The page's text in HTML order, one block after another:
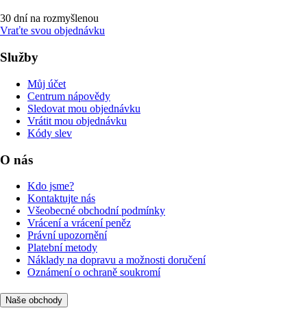
30 dní na rozmyšlenou
Vraťte svou objednávku
Služby
Můj účet
Centrum nápovědy
Sledovat mou objednávku
Vrátit mou objednávku
Kódy slev
O nás
Kdo jsme?
Kontaktujte nás
Všeobecné obchodní podmínky
Vrácení a vrácení peněz
Právní upozornění
Platební metody
Náklady na dopravu a možnosti doručení
Oznámení o ochraně soukromí
Naše obchody